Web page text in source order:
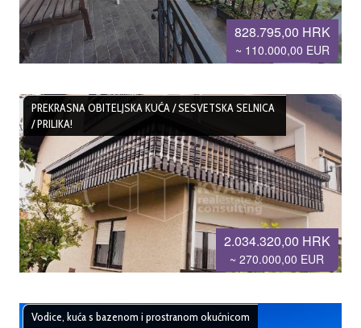
828.795,00 HRK
~ 110.000,00 EUR
2.034.320,00 HRK
~ 270.000,00 EUR
PREKRASNA OBITELJSKA KUĆA / SESVETSKA SELNICA
/ PRILIKA!
Vodice, kuća s bazenom i prostranom okućnicom